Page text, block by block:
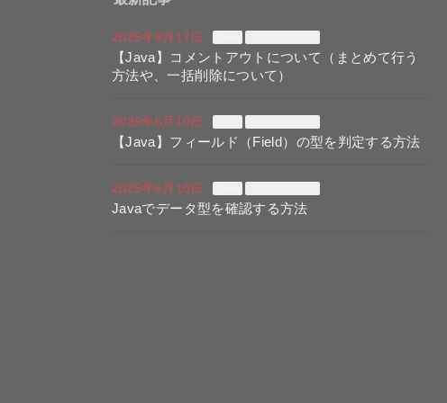
2025年8月17日
【Java】コメントアウトについて（まとめて行う
方法や、一括削除について）
2025年6月10日
【Java】フィールド（Field）の型を判定する方法
2025年6月10日
Javaでデータ型を確認する方法